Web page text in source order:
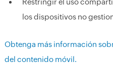
los dispositivos no
Obtenga más información
del contenido móvil.